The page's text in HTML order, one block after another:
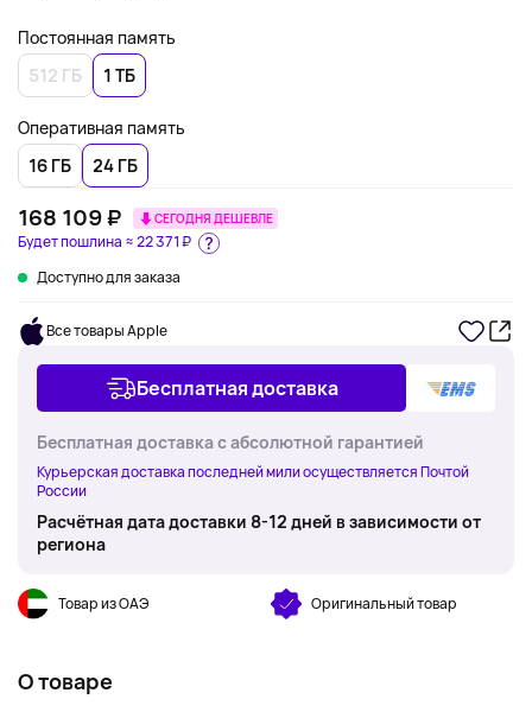
Постоянная память
512 ГБ
1 ТБ
Оперативная память
16 ГБ
24 ГБ
Будет пошлина ≈22 371 ₽
168 109 ₽ СЕГОДНЯ ДЕШЕВЛЕ
Доступно для заказа
Все товары Apple
Бесплатная доставка
Бесплатная доставка с абсолютной гарантией
Курьерская доставка последней мили осуществляется Почтой
России
Расчётная дата доставки 8-12 дней в зависимости от
региона
Товар из ОАЭ Оригинальный товар
О товаре